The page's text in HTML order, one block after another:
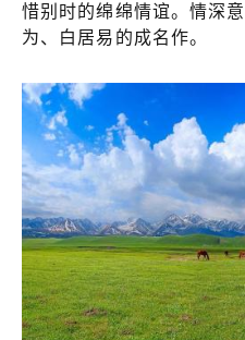
惜别时的绵绵情谊。情深
为、白居易的成名作。